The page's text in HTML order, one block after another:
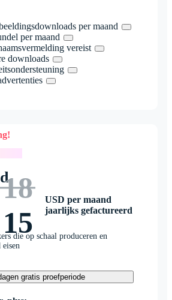
per maand
per maand
vereist
downloads
USD per maand
jaarlijks gefactureerd
die op schaal produceren en
gratis proefperiode